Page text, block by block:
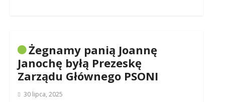
Żegnamy panią Joannę
Janochę byłą Prezeskę
Zarządu Głównego PSONI
30 lipca, 2025